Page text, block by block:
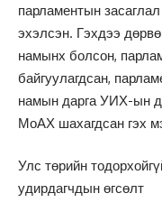
парламентын засаглал
эхэлсэн. Гэхдээ
намынх болсон,
байгуулагдсан,
намын дарга УИХ-ын
МоАХ шахагдсан гэх
Улс төрийн
удирдагчдын өгсөлт